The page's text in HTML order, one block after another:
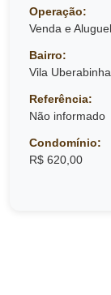
Operação:
Venda e Aluguel
Bairro:
Vila Uberabinha
Referência:
Não informado
Condomínio:
R$ 620,00